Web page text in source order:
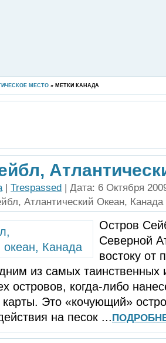
МЕСТО » МЕТКИ КАНАДА
| Trespassed | Дата: 6 Октября
Атлантический Океан, Канада
Остров
Северной
востоку от
из самых таинственных
островов, когда-либо
карты. Это «кочующий»
на песок ...